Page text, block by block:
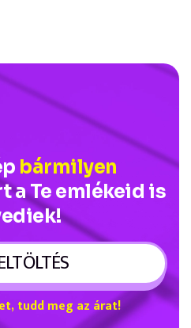
bármilyen
a Te emlékeid is
tudd meg az árat!